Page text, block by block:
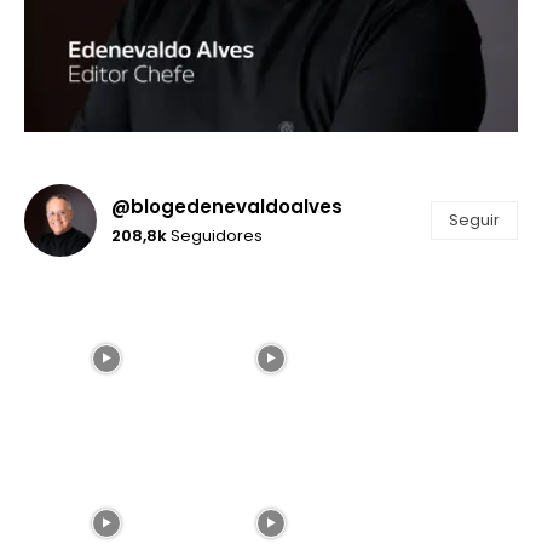
@blogedenevaldoalves
208,8kSeguidores
Seguir